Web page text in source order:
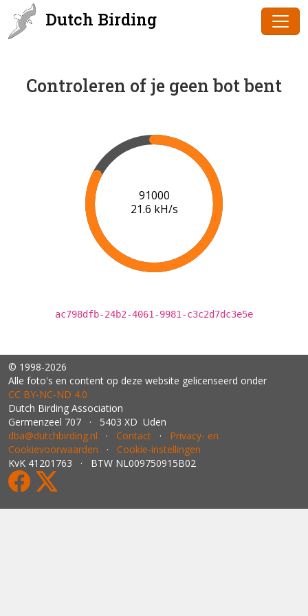
Dutch Birding
Controleren of je geen bot bent
91000
21.6 kH/s
ac798dfb-24b2-4061-9981-c3c2d7dc3e5e
© 1998-2026
Alle foto's en content op deze website gelicenseerd onder
CC BY‑NC‑ND 4.0
Dutch Birding Association
Germenzeel 707 · 5403 XD Uden
dba@dutchbirding.nl · Contact · Privacy- en
Cookievoorwaarden · Cookie-instellingen
KvK 41201763 · BTW NL009750915B02